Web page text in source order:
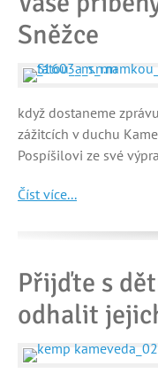
Sněžce
když dostaneme
zážitcích v duchu
Pospíšilovi ze své
Číst více...
Přijďte s
odhalit